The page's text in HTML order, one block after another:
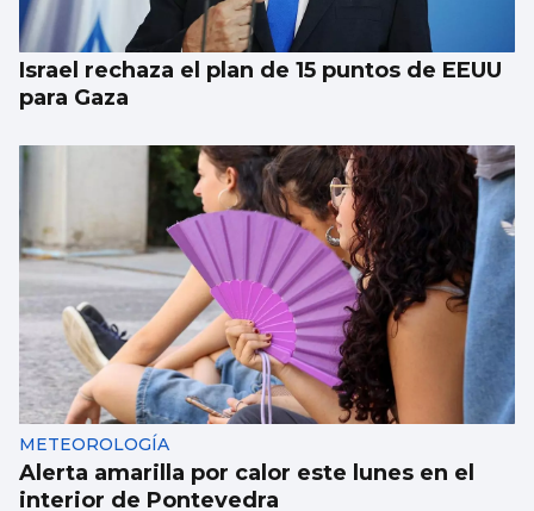
Israel rechaza el plan de 15 puntos de EEUU
para Gaza
METEOROLOGÍA
Alerta amarilla por calor este lunes en el
interior de Pontevedra